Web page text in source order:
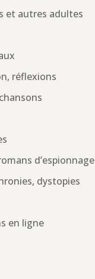
et autres adultes
réflexions
d’espionnage
dystopies
en ligne